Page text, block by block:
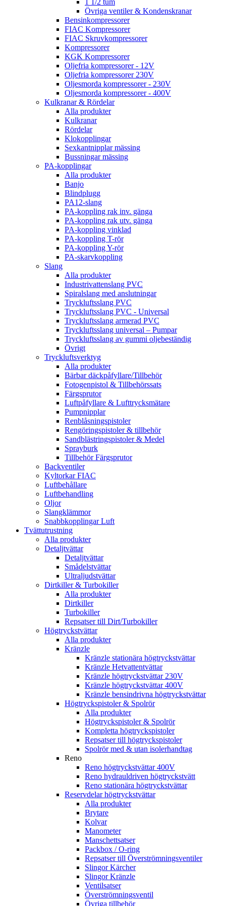
1 1/2 tum
Övriga ventiler & Kondenskranar
Bensinkompressorer
FIAC Kompressorer
FIAC Skruvkompressorer
Kompressorer
KGK Kompressorer
Oljefria kompressorer - 12V
Oljefria kompressorer 230V
Oljesmorda kompressorer - 230V
Oljesmorda kompressorer - 400V
Kulkranar & Rördelar
Alla produkter
Kulkranar
Rördelar
Klokopplingar
Sexkantnipplar mässing
Bussningar mässing
PA-kopplingar
Alla produkter
Banjo
Blindplugg
PA12-slang
PA-koppling rak inv. gänga
PA-koppling rak utv. gänga
PA-koppling vinklad
PA-koppling T-rör
PA-koppling Y-rör
PA-skarvkoppling
Slang
Alla produkter
Industrivattenslang PVC
Spiralslang med anslutningar
Tryckluftsslang PVC
Tryckluftsslang PVC - Universal
Tryckluftsslang armerad PVC
Tryckluftsslang universal – Pumpar
Tryckluftsslang av gummi oljebeständig
Övrigt
Tryckluftsverktyg
Alla produkter
Bärbar däckpåfyllare/Tillbehör
Fotogenpistol & Tillbehörssats
Färgsprutor
Luftpåfyllare & Lufttrycksmätare
Pumpnipplar
Renblåsningspistoler
Rengöringspistoler & tillbehör
Sandblästringspistoler & Medel
Sprayburk
Tillbehör Färgsprutor
Backventiler
Kyltorkar FIAC
Luftbehållare
Luftbehandling
Oljor
Slangklämmor
Snabbkopplingar Luft
Tvättutrustning
Alla produkter
Detaljtvättar
Detaljtvättar
Smådelstvättar
Ultraljudstvättar
Dirtkiller & Turbokiller
Alla produkter
Dirtkiller
Turbokiller
Repsatser till Dirt/Turbokiller
Högtryckstvättar
Alla produkter
Kränzle
Kränzle stationära högtryckstvättar
Kränzle Hetvattentvättar
Kränzle högtryckstvättar 230V
Kränzle högtryckstvättar 400V
Kränzle bensindrivna högtryckstvättar
Högtryckspistoler & Spolrör
Alla produkter
Högtryckspistoler & Spolrör
Kompletta högtryckspistoler
Repsatser till högtryckspistoler
Spolrör med & utan isolerhandtag
Reno
Reno högtryckstvättar 400V
Reno hydrauldriven högtryckstvätt
Reno stationära högtryckstvättar
Reservdelar högtryckstvättar
Alla produkter
Brytare
Kolvar
Manometer
Manschettsatser
Packbox / O-ring
Repsatser till Överströmningsventiler
Slingor Kärcher
Slingor Kränzle
Ventilsatser
Överströmningsventil
Övriga tillbehör